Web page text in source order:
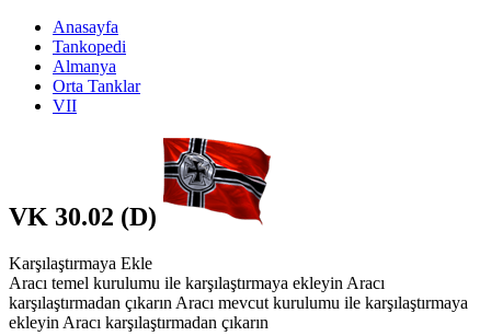
Anasayfa
Tankopedi
Almanya
Orta Tanklar
VII
VK 30.02 (D)
Karşılaştırmaya Ekle
Aracı temel kurulumu ile karşılaştırmaya ekleyin Aracı
karşılaştırmadan çıkarın Aracı mevcut kurulumu ile karşılaştırmaya
ekleyin Aracı karşılaştırmadan çıkarın